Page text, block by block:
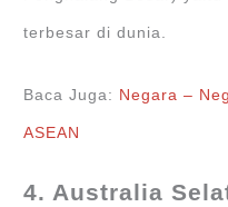
terbesar di dunia.
Baca Juga: Negara –
ASEAN
4. Australia